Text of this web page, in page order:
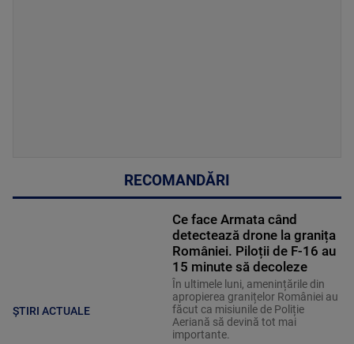
RECOMANDĂRI
ȘTIRI ACTUALE
Ce face Armata când
detectează drone la granița
României. Piloții de F-16 au
15 minute să decoleze
În ultimele luni, amenințările din
apropierea granițelor României au
făcut ca misiunile de Poliție
Aeriană să devină tot mai
importante.